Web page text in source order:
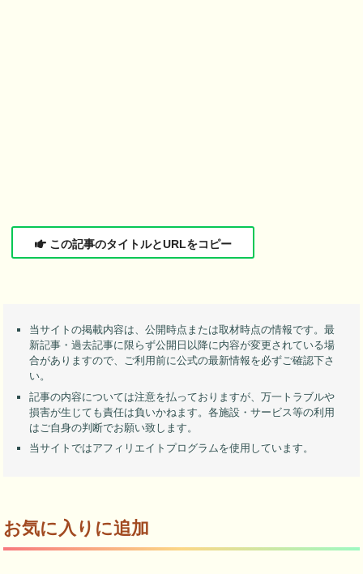
この記事のタイトルとURLをコピー
当サイトの掲載内容は、公開時点または取材時点の情報です。最
新記事・過去記事に限らず公開日以降に内容が変更されている場
合がありますので、ご利用前に公式の最新情報を必ずご確認下さ
い。
記事の内容については注意を払っておりますが、万一トラブルや
損害が生じても責任は負いかねます。各施設・サービス等の利用
はご自身の判断でお願い致します。
当サイトではアフィリエイトプログラムを使用しています。
お気に入りに追加